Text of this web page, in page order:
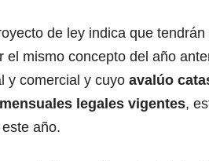
de ley indica que
el mismo concepto del año
y comercial y cuyo avalúo
legales vigentes,
año.